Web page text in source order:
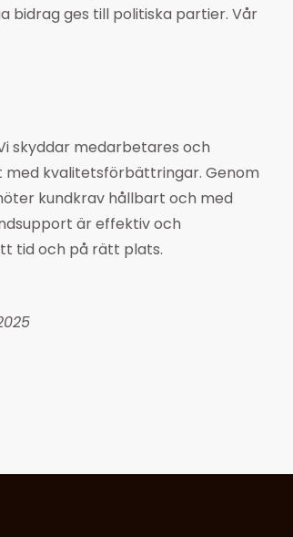
bidrag ges till politiska partier. Vår
skyddar medarbetares och
kvalitetsförbättringar. Genom
kundkrav hållbart och med
är effektiv och
tid och på rätt plats.